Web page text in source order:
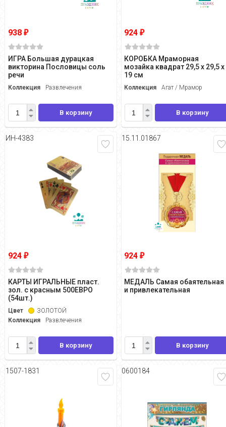
938 ₽
ИГРА Большая дурацкая
викторина Пословицы соль
речи
Коллекция Развлечения
В корзину
924₽
КОРОБКА Мраморная
мозайка квадрат 29,5 х 29,5 х
19 см
Коллекция Агат / Мрамор
В корзину
ИН-4383
924 ₽
КАРТЫ ИГРАЛЬНЫЕ пласт.
зол. с красным 500ЕВРО
(54шт.)
Цвет
ЗОЛОТОЙ
Коллекция
Развлечения
В корзину
15.11.01867
924₽
МЕДАЛЬ Самая обаятельная
и привлекательная
В корзину
1507-1831 0600184